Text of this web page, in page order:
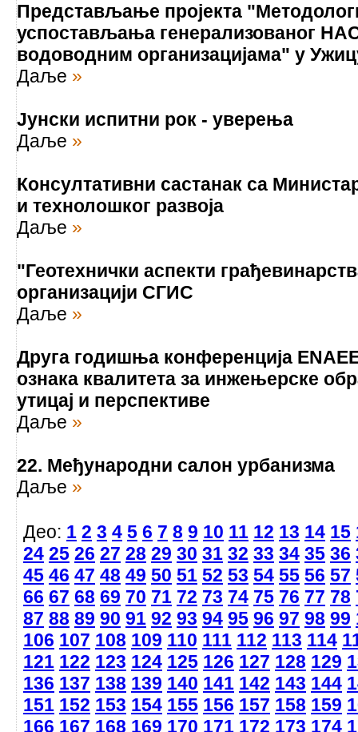
Представљање пројекта
успостављања генерализованог
водоводним организацијама" у
Даље »
Јунски испитни рок - уверења
Даље »
Консултативни састанак са
и технолошког развоја
Даље »
"Геотехнички аспекти
организацији СГИС
Даље »
Друга годишња конференција
ознака квалитета за инжењерске
утицај и перспективе
Даље »
22. Међународни салон урбанизма
Даље »
Део: 1 2 3 4 5 6 7 8 9 10 11 12 13 14 15
24 25 26 27 28 29 30 31 32 33 34 35 36
45 46 47 48 49 50 51 52 53 54 55 56 57
66 67 68 69 70 71 72 73 74 75 76 77 78
87 88 89 90 91 92 93 94 95 96 97 98 99
106 107 108 109 110 111 112 113 114
121 122 123 124 125 126 127 128 129
136 137 138 139 140 141 142 143 144
151 152 153 154 155 156 157 158 159
166 167 168 169 170 171 172 173 174